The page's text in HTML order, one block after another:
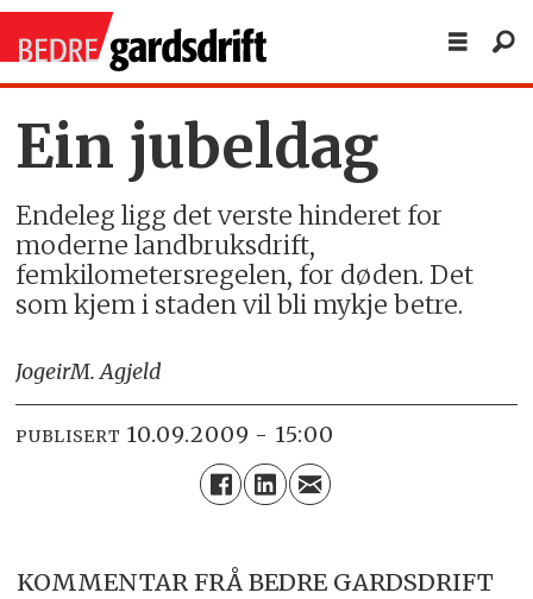
Ein jubeldag
Endeleg ligg det verste hinderet for
moderne landbruksdrift,
femkilometersregelen, for døden. Det
som kjem i staden vil bli mykje betre.
JogeirM. Agjeld
PUBLISERT 10.09.2009 - 15:00
KOMMENTAR FRÅ BEDRE GARDSDRIFT